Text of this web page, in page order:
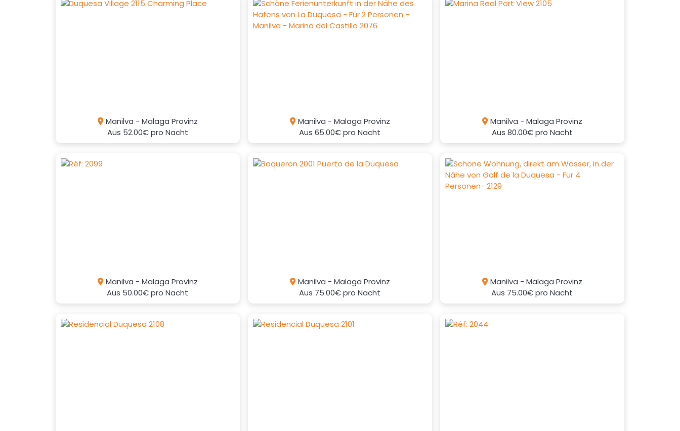
Manilva - Malaga Provinz
Aus 52.00€pro Nacht
Manilva - Malaga Provinz
Aus65.00€pro Nacht
Manilva - Malaga Provinz
Aus 80.00€pro Nacht
Manilva - Malaga Provinz
Aus 50.00€pro Nacht
Manilva - Malaga Provinz
Aus 75.00€pro Nacht
Manilva - Malaga Provinz
Aus 75.00€pro Nacht